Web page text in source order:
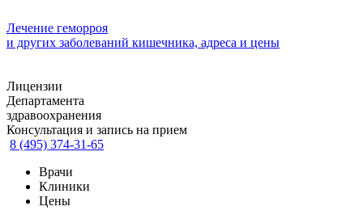
Лечение геморроя
и других заболеваний кишечника, адреса и цены
Лицензии
Департамента
здравоохранения
Консультация и запись на прием
8 (495) 374-31-65
Врачи
Клиники
Цены